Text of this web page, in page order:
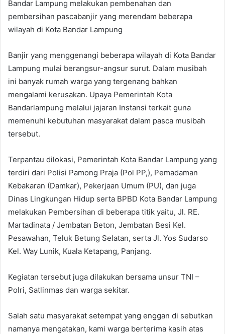
Bandar Lampung melakukan pembenahan dan
pembersihan pascabanjir yang merendam beberapa
wilayah di Kota Bandar Lampung
Banjir yang menggenangi beberapa wilayah di Kota Bandar
Lampung mulai berangsur-angsur surut. Dalam musibah
ini banyak rumah warga yang tergenang bahkan
mengalami kerusakan. Upaya Pemerintah Kota
Bandarlampung melalui jajaran Instansi terkait guna
memenuhi kebutuhan masyarakat dalam pasca musibah
tersebut.
Terpantau dilokasi, Pemerintah Kota Bandar Lampung yang
terdiri dari Polisi Pamong Praja (Pol PP,), Pemadaman
Kebakaran (Damkar), Pekerjaan Umum (PU), dan juga
Dinas Lingkungan Hidup serta BPBD Kota Bandar Lampung
melakukan Pembersihan di beberapa titik yaitu, Jl. RE.
Martadinata / Jembatan Beton, Jembatan Besi Kel.
Pesawahan, Teluk Betung Selatan, serta Jl. Yos Sudarso
Kel. Way Lunik, Kuala Ketapang, Panjang.
Kegiatan tersebut juga dilakukan bersama unsur TNI –
Polri, Satlinmas dan warga sekitar.
Salah satu masyarakat setempat yang enggan di sebutkan
namanya mengatakan, kami warga berterima kasih atas